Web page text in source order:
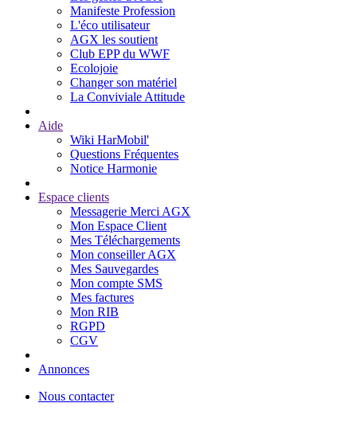
Manifeste Profession
L'éco utilisateur
AGX les soutient
Club EPP du WWF
Ecolojoie
Changer son matériel
La Conviviale Attitude
Aide
Wiki HarMobil'
Questions Fréquentes
Notice Harmonie
Espace clients
Messagerie Merci AGX
Mon Espace Client
Mes Téléchargements
Mon conseiller AGX
Mes Sauvegardes
Mon compte SMS
Mes factures
Mon RIB
RGPD
CGV
Annonces
Nous contacter